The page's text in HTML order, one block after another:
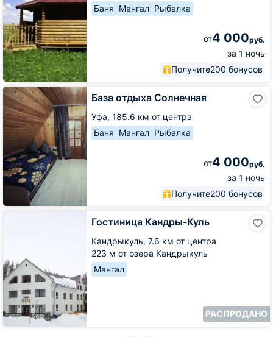
Баня Мангал Рыбалка
от4 000руб.
за 1 ночь
Получите200 бонусов
База отдыха Солнечная
Уфа, 185.6 км от центра
Баня Мангал Рыбалка
от4 000руб.
за 1 ночь
Получите200 бонусов
База
отдыха
Солнечная
Гостиница Кандры-Куль
Кандрыкуль, 7.6 км от центра
223 м от озера Кандрыкуль
Мангал
РАСПРОДАНО